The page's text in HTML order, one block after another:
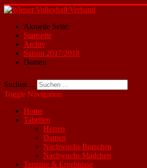
Aktuelle Seite:
Startseite
Archiv
Saison 2017/2018
Damen
Suchen ...
Toggle Navigation
Home
Tabellen
Herren
Damen
Nachwuchs Burschen
Nachwuchs Mädchen
Termine & Ergebnisse